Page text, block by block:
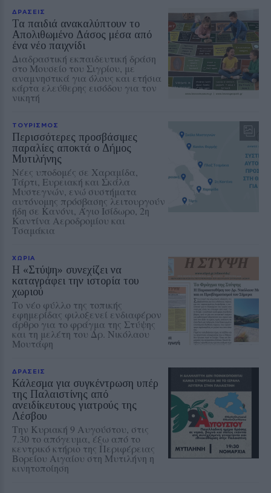
ΔΡΑΣΕΙΣ
Τα παιδιά ανακαλύπτουν το
Απολιθωμένο Δάσος μέσα από
ένα νέο παιχνίδι
Διαδραστική εκπαιδευτική δράση
στο Μουσείο του Σιγρίου, με
αναμνηστικά για όλους και ετήσια
κάρτα ελεύθερης εισόδου για τον
νικητή
ΤΟΥΡΙΣΜΟΣ
Περισσότερες προσβάσιμες
παραλίες αποκτά ο Δήμος
Μυτιλήνης
Νέες υποδομές σε Χαραμίδα,
Τάρτι, Ευρειακή και Σκάλα
Μυστεγνών, ενώ συστήματα
αυτόνομης πρόσβασης λειτουργούν
ήδη σε Κανόνι, Άγιο Ισίδωρο, 2η
Καντίνα Αεροδρομίου και
Τσαμάκια
ΧΩΡΙΑ
Η «Στύψη» συνεχίζει να
καταγράφει την ιστορία του
χωριού
Το νέο φύλλο της τοπικής
εφημερίδας φιλοξενεί ενδιαφέρον
άρθρο για το φράγμα της Στύψης
και τη μελέτη του Δρ. Νικόλαου
Μουτάφη
ΔΡΑΣΕΙΣ
Κάλεσμα για συγκέντρωση υπέρ
της Παλαιστίνης από
ανειδίκευτους γιατρούς της
Λέσβου
Την Κυριακή 9 Αυγούστου, στις
7.30 το απόγευμα, έξω από το
κεντρικό κτήριο της Περιφέρειας
Βορείου Αιγαίου στη Μυτιλήνη η
κινητοποίηση